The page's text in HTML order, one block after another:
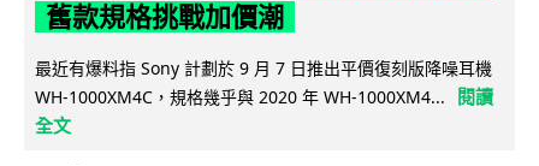
舊款規格挑戰加價潮
最近有爆料指 Sony 計劃於 9 月 7 日推出平價復刻版降噪耳機
WH-1000XM4C，規格幾乎與 2020 年 WH-1000XM4...
閱讀
全文